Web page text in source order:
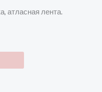
атласная лента.